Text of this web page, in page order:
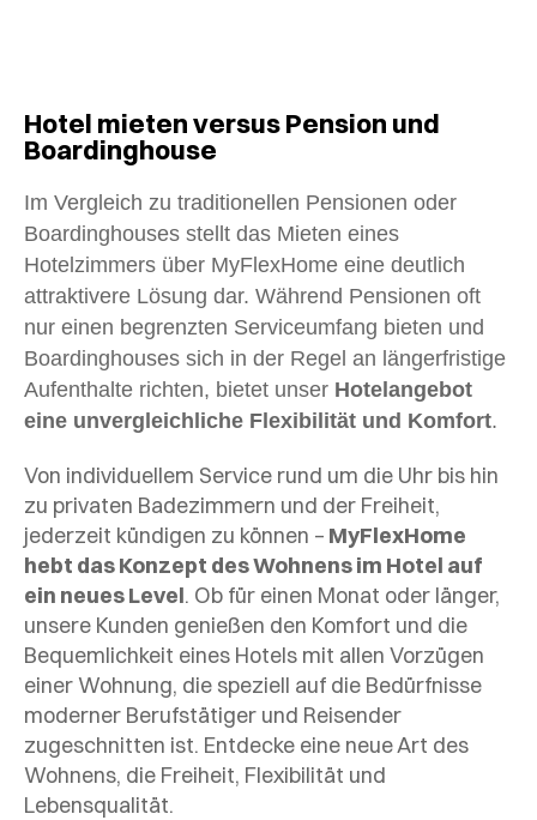
Hotel mieten versus Pension und
Boardinghouse
Im Vergleich zu traditionellen Pensionen oder
Boardinghouses stellt das Mieten eines
Hotelzimmers über MyFlexHome eine deutlich
attraktivere Lösung dar. Während Pensionen oft
nur einen begrenzten Serviceumfang bieten und
Boardinghouses sich in der Regel an längerfristige
Aufenthalte richten, bietet unser Hotelangebot
eine unvergleichliche Flexibilität und Komfort.
Von individuellem Service rund um die Uhr bis hin
zu privaten Badezimmern und der Freiheit,
jederzeit kündigen zu können – MyFlexHome
hebt das Konzept des Wohnens im Hotel auf
ein neues Level. Ob für einen Monat oder länger,
unsere Kunden genießen den Komfort und die
Bequemlichkeit eines Hotels mit allen Vorzügen
einer Wohnung, die speziell auf die Bedürfnisse
moderner Berufstätiger und Reisender
zugeschnitten ist. Entdecke eine neue Art des
Wohnens, die Freiheit, Flexibilität und
Lebensqualität.